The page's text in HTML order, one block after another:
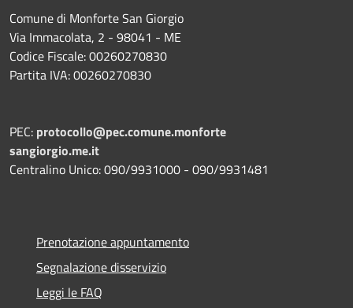
Comune di Monforte San Giorgio
Via Immacolata, 2 - 98041 - ME
Codice Fiscale: 00260270830
Partita IVA: 00260270830
PEC: protocollo@pec.comune.monforte
sangiorgio.me.it
Centralino Unico: 090/9931000 - 090/9931481
Prenotazione appuntamento
Segnalazione disservizio
Leggi le FAQ